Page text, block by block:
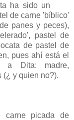
ha sido un
de carne 'bíblico'
panes y peces),
pastel de
de pastel de
pues ahí está el
a Dita: madre,
(¿ y quien no?).
carne picada de